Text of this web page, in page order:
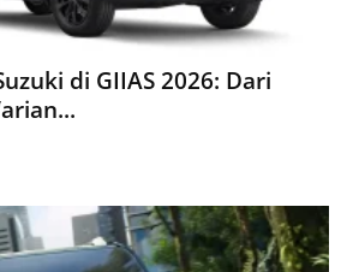
di GIIAS 2026: Dari